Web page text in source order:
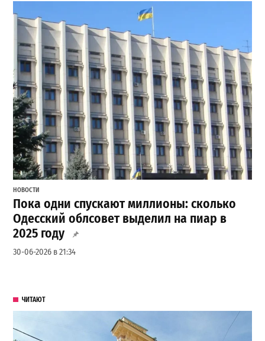
НОВОСТИ
Пока одни спускают миллионы: сколько
Одесский облсовет выделил на пиар в
2025 году
30-06-2026 в 21:34
ЧИТАЮТ